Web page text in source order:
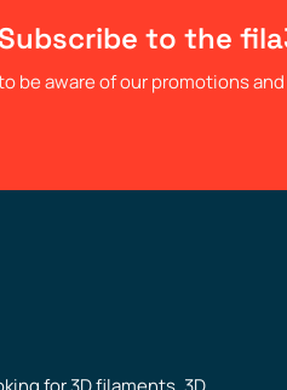
Subscribe to the
be aware of our promotions